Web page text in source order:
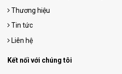
Thương hiệu
Tin tức
Liên hệ
Kết nối với chúng tôi